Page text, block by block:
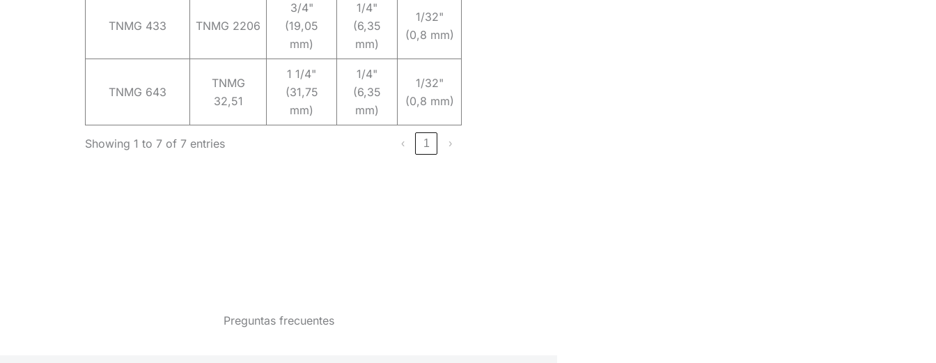
TNMG 433 TNMG 2206
3/4"
(19,05
mm)
1/4"
(6,35
mm)
1/32"
(0,8 mm)
TNMG 643
TNMG
32,51
1 1/4"
(31,75
mm)
1/4"
(6,35
mm)
1/32"
(0,8 mm)
Showing 1 to 7 of 7 entries ‹ 1 ›
Preguntas frecuentes